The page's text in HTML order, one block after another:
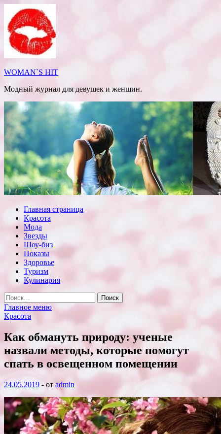
Перейти
содержимому
WOMAN`S HIT
Модный журнал для девушек и женщин.
Главная страница
Красота
Мода
Звезды
Шоу-биз
Показы
Здоровье
Туризм
Кулинария
Найти:
Главное меню
Красота
Как обмануть природу: ученые
назвали методы, которые помогут
спать в освещенном помещении
24.05.2019 - от admin